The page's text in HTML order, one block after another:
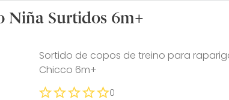
Niña Surtidos 6m+
Sortido de copos de treino para
Chicco 6m+
0